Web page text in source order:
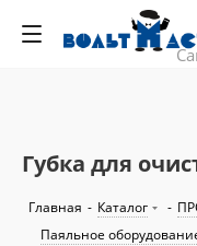
Губка для
Главная - Каталог -
Паяльное